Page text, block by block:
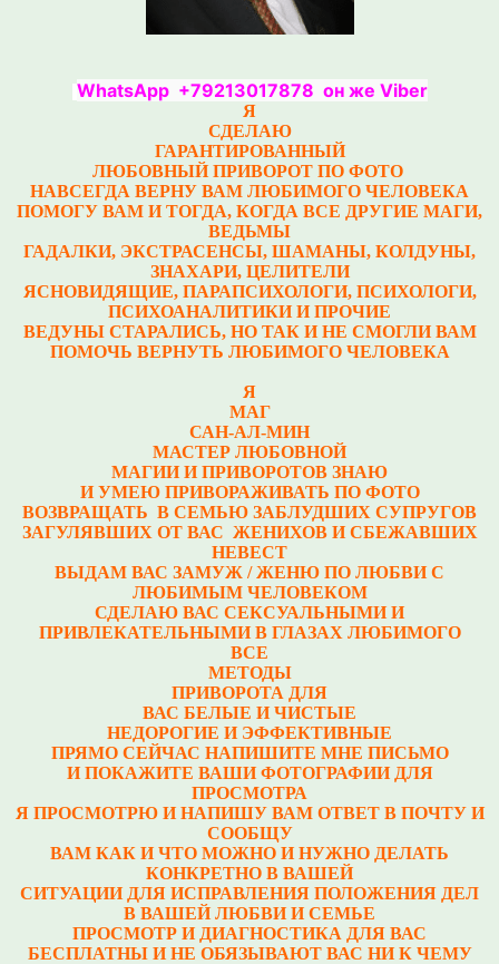
WhatsApp +79213017878 он же Viber
Я
СДЕЛАЮ
ГАРАНТИРОВАННЫЙ
ЛЮБОВНЫЙ ПРИВОРОТ ПО ФОТО
НАВСЕГДА ВЕРНУ ВАМ ЛЮБИМОГО ЧЕЛОВЕКА
ПОМОГУ ВАМ И ТОГДА, КОГДА ВСЕ ДРУГИЕ МАГИ,
ВЕДЬМЫ
ГАДАЛКИ, ЭКСТРАСЕНСЫ, ШАМАНЫ, КОЛДУНЫ,
ЗНАХАРИ, ЦЕЛИТЕЛИ
ЯСНОВИДЯЩИЕ, ПАРАПСИХОЛОГИ, ПСИХОЛОГИ,
ПСИХОАНАЛИТИКИ И ПРОЧИЕ
ВЕДУНЫ СТАРАЛИСЬ, НО ТАК И НЕ СМОГЛИ ВАМ
ПОМОЧЬ ВЕРНУТЬ ЛЮБИМОГО ЧЕЛОВЕКА
Я
МАГ
САН-АЛ-МИН
МАСТЕР ЛЮБОВНОЙ
МАГИИ И ПРИВОРОТОВ ЗНАЮ
И УМЕЮ ПРИВОРАЖИВАТЬ ПО ФОТО
ВОЗВРАЩАТЬ В СЕМЬЮ ЗАБЛУДШИХ СУПРУГОВ
ЗАГУЛЯВШИХ ОТ ВАС ЖЕНИХОВ И СБЕЖАВШИХ
НЕВЕСТ
ВЫДАМ ВАС ЗАМУЖ / ЖЕНЮ ПО ЛЮБВИ С
ЛЮБИМЫМ ЧЕЛОВЕКОМ
СДЕЛАЮ ВАС СЕКСУАЛЬНЫМИ И
ПРИВЛЕКАТЕЛЬНЫМИ В ГЛАЗАХ ЛЮБИМОГО
ВСЕ
МЕТОДЫ
ПРИВОРОТА ДЛЯ
ВАС БЕЛЫЕ И ЧИСТЫЕ
НЕДОРОГИЕ И ЭФФЕКТИВНЫЕ
ПРЯМО СЕЙЧАС НАПИШИТЕ МНЕ ПИСЬМО
И ПОКАЖИТЕ ВАШИ ФОТОГРАФИИ ДЛЯ
ПРОСМОТРА
Я ПРОСМОТРЮ И НАПИШУ ВАМ ОТВЕТ В ПОЧТУ И
СООБЩУ
ВАМ КАК И ЧТО МОЖНО И НУЖНО ДЕЛАТЬ
КОНКРЕТНО В ВАШЕЙ
СИТУАЦИИ ДЛЯ ИСПРАВЛЕНИЯ ПОЛОЖЕНИЯ ДЕЛ
В ВАШЕЙ ЛЮБВИ И СЕМЬЕ
ПРОСМОТР И ДИАГНОСТИКА ДЛЯ ВАС
БЕСПЛАТНЫ И НЕ ОБЯЗЫВАЮТ ВАС НИ К ЧЕМУ